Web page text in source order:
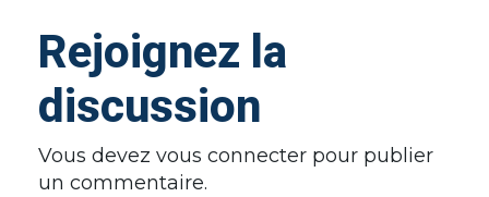
Rejoignez la
discussion
Vous devez vous connecter pour publier
un commentaire.